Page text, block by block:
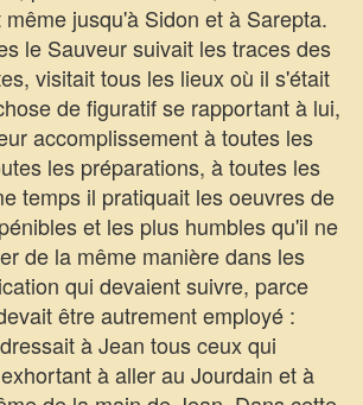
jusqu'à Sidon et à Sarepta.
le Sauveur suivait les traces des
visitait tous les lieux où il s'était
de figuratif se rapportant à lui,
accomplissement à toutes les
les préparations, à toutes les
temps il pratiquait les oeuvres de
et les plus humbles qu'il ne
de la même manière dans les
qui devaient suivre, parce
être autrement employé :
à Jean tous ceux qui
à aller au Jourdain et à